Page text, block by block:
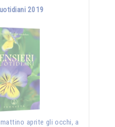
2019
aprite gli occhi, a